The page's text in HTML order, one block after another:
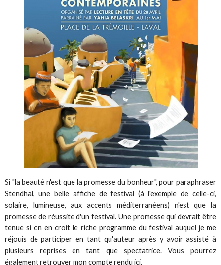
Si "la beauté n'est que la promesse du bonheur", pour paraphraser
Stendhal, une belle affiche de festival (à l'exemple de celle-ci,
solaire, lumineuse, aux accents méditerranéens) n'est que la
promesse de réussite d'un festival. Une promesse qui devrait être
tenue si on en croit le riche programme du festival auquel je me
réjouis de participer en tant qu'auteur après y avoir assisté à
plusieurs reprises en tant que spectatrice. Vous pourrez
également retrouver mon compte rendu ici.